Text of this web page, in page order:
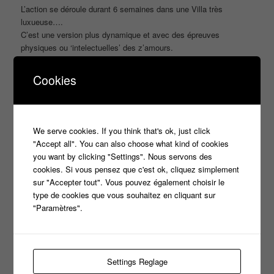
L’action se déroule durant 6 semaines dans une Villa très
luxueuse….
C’est une version plus dynamique et avec des épreuves
physiques ou ‘intelectuelles’ des z’amours.
Your settings may be preventing you from seeing this
content. Most likely you have Experience turned off. Vos
paramètres peuvent vous empêcher de voir ce contenu.
Vous avez très probablement désactivé l'expérience.
Cookies
We serve cookies. If you think that's ok, just click
"Accept all". You can also choose what kind of cookies
you want by clicking "Settings". Nous servons des
cookies. Si vous pensez que c'est ok, cliquez simplement
sur "Accepter tout". Vous pouvez également choisir le
type de cookies que vous souhaitez en cliquant sur
"Paramètres".
Settings Reglage